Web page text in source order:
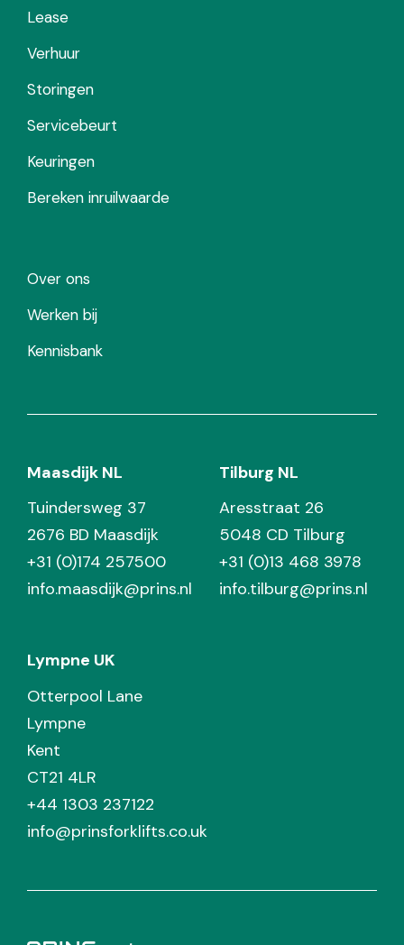
Lease
Verhuur
Storingen
Servicebeurt
Keuringen
Bereken inruilwaarde
Over ons
Werken bij
Kennisbank
Maasdijk NL
Tuindersweg 37
2676 BD Maasdijk
+31 (0)174 257500
info.maasdijk@prins.nl
Tilburg NL
Aresstraat 26
5048 CD Tilburg
+31 (0)13 468 3978
info.tilburg@prins.nl
Lympne UK
Otterpool Lane
Lympne
Kent
CT21 4LR
+44 1303 237122
info@prinsforklifts.co.uk